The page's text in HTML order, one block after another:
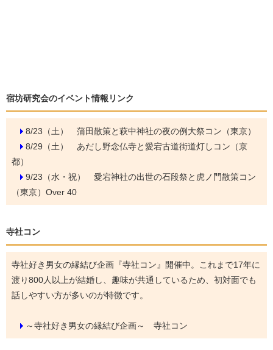
宿坊研究会のイベント情報リンク
8/23（土） 蒲田散策と萩中神社の夜の例大祭コン（東京）
8/29（土） あだし野念仏寺と愛宕古道街道灯しコン（京
都）
9/23（水・祝） 愛宕神社の出世の石段祭と虎ノ門散策コン
（東京）Over 40
寺社コン
寺社好き男女の縁結び企画『寺社コン』開催中。これまで17年に
渡り800人以上が結婚し、趣味が共通しているため、初対面でも
話しやすい方が多いのが特徴です。
～寺社好き男女の縁結び企画～ 寺社コン